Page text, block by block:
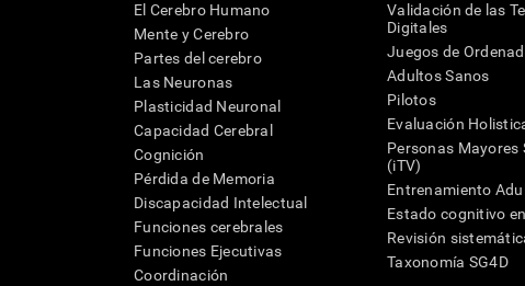
El Cerebro Humano
Mente y Cerebro
Partes del cerebro
Las Neuronas
Plasticidad Neuronal
Capacidad Cerebral
Cognición
Pérdida de Memoria
Discapacidad Intelectual
Funciones cerebrales
Funciones Ejecutivas
Coordinación
Validación de las
Digitales
Juegos de
Adultos Sanos
Pilotos
Evaluación
Personas Mayores
(iTV)
Entrenamiento
Estado cognitivo
Revisión
Taxonomía SG4D